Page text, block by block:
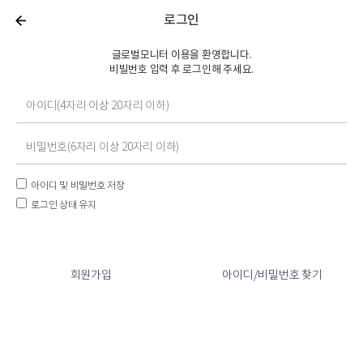
로그인
글로벌모니터 이용을 환영합니다.
비빌번호 입력 후 로그인해 주세요.
아이디 및 비밀번호 저장
로그인 상태 유지
회원가입 아이디/비밀번호 찾기